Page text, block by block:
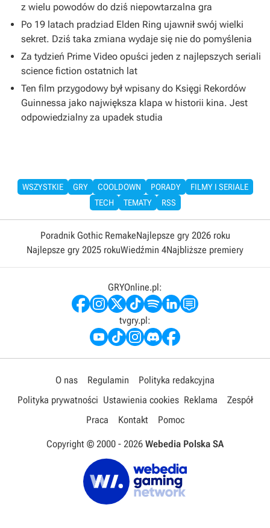
z wielu powodów do dziś niepowtarzalna gra
Po 19 latach pradziad Elden Ring ujawnił swój wielki
sekret. Dziś taka zmiana wydaje się nie do pomyślenia
Za tydzień Prime Video opuści jeden z najlepszych seriali
science fiction ostatnich lat
Ten film przygodowy był wpisany do Księgi Rekordów
Guinnessa jako największa klapa w historii kina. Jest
odpowiedzialny za upadek studia
WSZYSTKIE GRY COOLDOWN PORADY
FILMY I SERIALE
TECH
TEMATY RSS
Poradnik Gothic RemakeNajlepsze gry 2026 roku
Najlepsze gry 2025 rokuWiedźmin 4Najbliższe premiery
GRYOnline.pl:
tvgry.pl:
O nas Regulamin
Polityka redakcyjna
Polityka prywatności Ustawienia cookies Reklama
Zespół
Praca
Kontakt Pomoc
Copyright © 2000 - 2026 Webedia Polska SA